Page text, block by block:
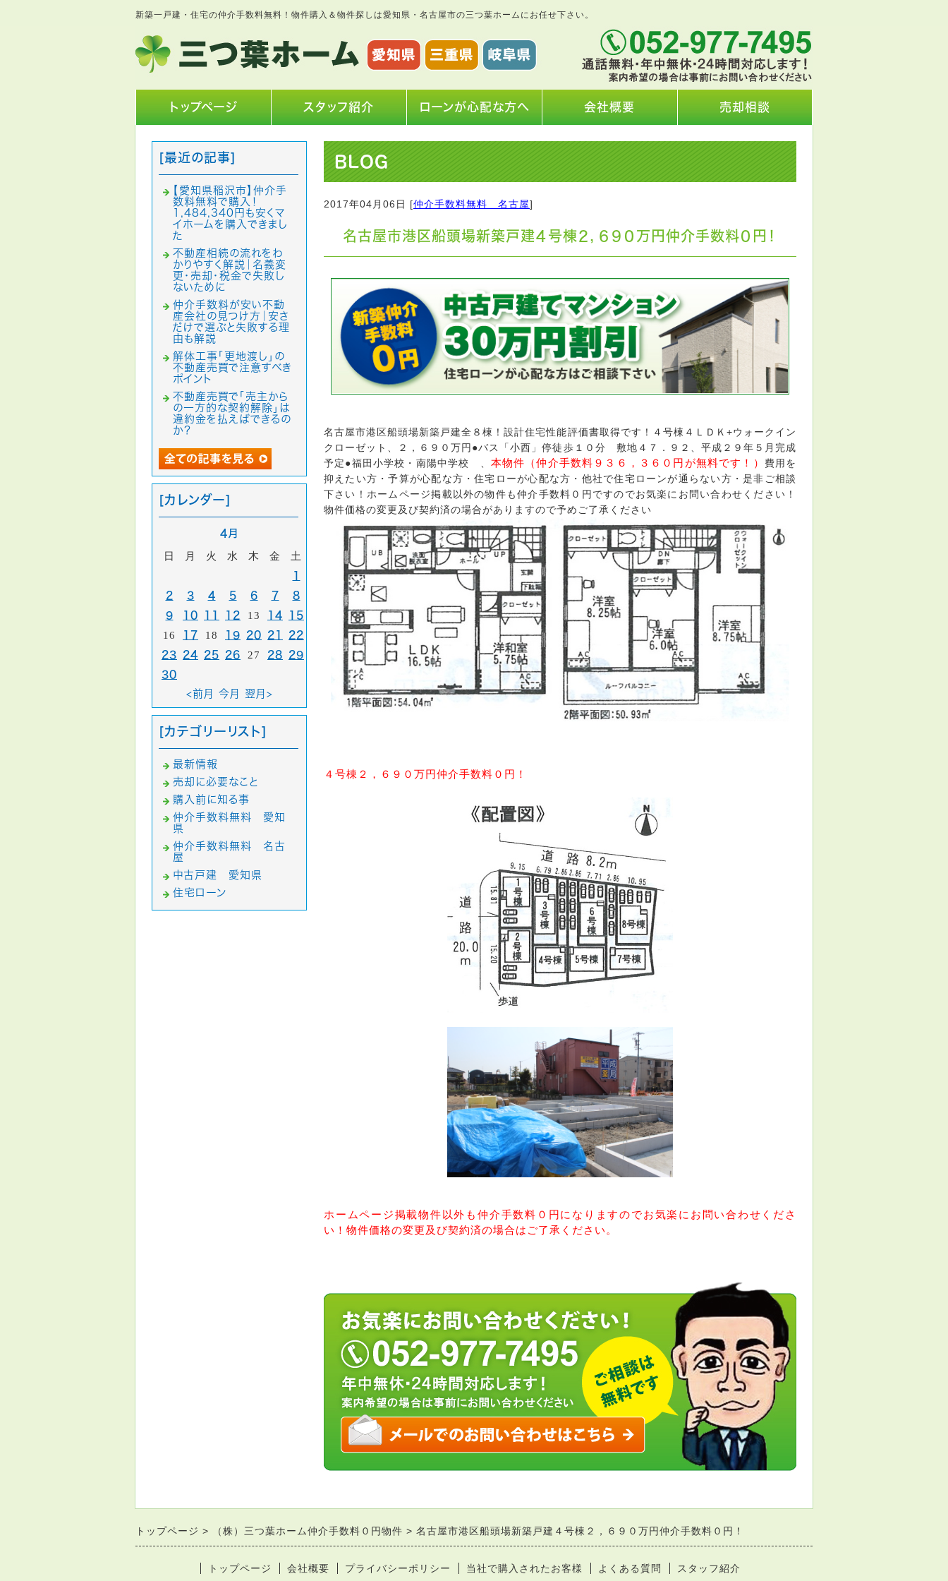
新築一戸建・住宅の仲介手数料無料！物件購入＆物件探しは愛知県・名古屋市の三つ葉ホームにお任せ下さい。
トップページ スタッフ紹介 ローンが心配な方へ 会社概要 売却相談
BLOG
2017年04月06日 [仲介手数料無料 名古屋]
名古屋市港区船頭場新築戸建４号棟２，６９０万円仲介手数料０円！
名古屋市港区船頭場新築戸建全８棟！設計住宅性能評価書取得です！４号棟４ＬＤＫ+ウォークイン
クローゼット、２，６９０万円●バス「小西」停徒歩１０分 敷地４７．９２、平成２９年５月完成
予定●福田小学校・南陽中学校 、 本物件（仲介手数料９３６，３６０円が無料です！）
費用を
抑えたい方・予算が心配な方・住宅ローが心配な方・他社で住宅ローンが通らない方・是非ご相談
下さい！ホームページ掲載以外の物件も仲介手数料０円ですのでお気楽にお問い合わせください！
物件価格の変更及び契約済の場合がありますので予めご了承ください
４号棟２，６９０万円仲介手数料０円！
ホームページ掲載物件以外も仲介手数料０円になりますのでお気楽にお問い合わせくださ
い！物件価格の変更及び契約済の場合はご了承ください。
[最近の記事]
【愛知県稲沢市】仲介手
数料無料で購入！
1,484,340円も安くマ
イホームを購入できまし
た
不動産相続の流れをわ
かりやすく解説｜名義変
更・売却・税金で失敗し
ないために
仲介手数料が安い不動
産会社の見つけ方｜安さ
だけで選ぶと失敗する理
由も解説
解体工事「更地渡し」の
不動産売買で注意すべき
ポイント
不動産売買で「売主から
の一方的な契約解除」は
違約金を払えばできるの
か？
[カレンダー]
4月
日 月 火 水 木 金 土
1
2
3 4 5 6 7
8
9
10 11 12 13 14 15
16 17 18 19 20 21
22
23
24 25 26 27 28
29
30
<前月
今月 翌月>
[カテゴリーリスト]
最新情報
売却に必要なこと
購入前に知る事
仲介手数料無料 愛知
県
仲介手数料無料 名古
屋
中古戸建 愛知県
住宅ローン
トップページ （株）三つ葉ホーム仲介手数料０円物件 名古屋市港区船頭場新築戸建４号棟２，６９０万円仲介手数料０円！
トップページ 会社概要 プライバシーポリシー 当社で購入されたお客様 よくある質問 スタッフ紹介